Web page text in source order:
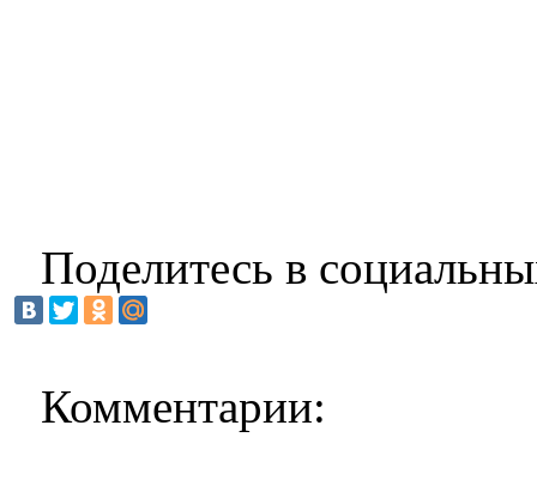
Поделитесь в
Комментарии: